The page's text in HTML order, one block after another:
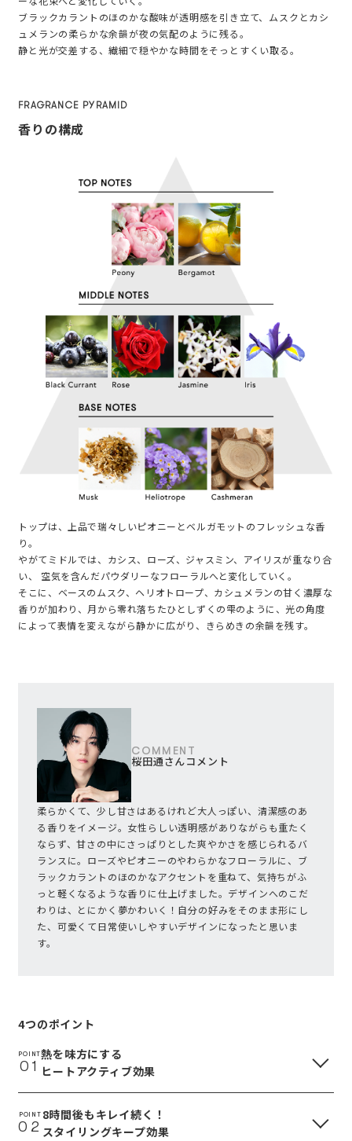
ブラックカラントのほのかな酸味が透明感を引き立て、ムスクとカシ
ュメランの柔らかな余韻が夜の気配のように残る。
静と光が交差する、繊細で穏やかな時間をそっとすくい取る。
FRAGRANCE PYRAMID
香りの構成
トップは、上品で瑞々しいピオニーとベルガモットのフレッシュな香
り。
やがてミドルでは、カシス、ローズ、ジャスミン、アイリスが重なり合
い、 空気を含んだパウダリーなフローラルへと変化していく。
そこに、ベースのムスク、ヘリオトロープ、カシュメランの甘く濃厚な
香りが加わり、月から零れ落ちたひとしずくの雫のように、光の角度
によって表情を変えながら静かに広がり、きらめきの余韻を残す。
COMMENT
桜田通さんコメント
柔らかくて、少し甘さはあるけれど大人っぽい、清潔感のあ
る香りをイメージ。女性らしい透明感がありながらも重たく
ならず、甘さの中にさっぱりとした爽やかさを感じられるバ
ランスに。ローズやピオニーのやわらかなフローラルに、ブ
ラックカラントのほのかなアクセントを重ねて、気持ちがふ
っと軽くなるような香りに仕上げました。デザインへのこだ
わりは、とにかく夢かわいく！自分の好みをそのまま形にし
た、可愛くて日常使いしやすいデザインになったと思いま
す。
4つのポイント
POINT
01
熱を味方にする
ヒートアクティブ効果
POINT
02
8時間後もキレイ続く！
スタイリングキープ効果